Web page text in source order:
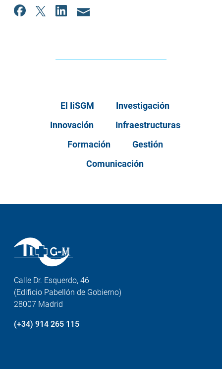
El IiSGM
Investigación
Innovación
Infraestructuras
Formación
Gestión
Comunicación
Calle Dr. Esquerdo, 46
(Edificio Pabellón de Gobierno)
28007 Madrid
(+34) 914 265 115